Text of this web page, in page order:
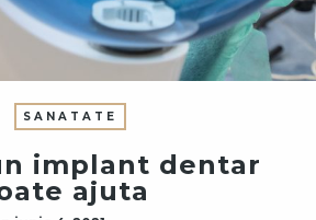
SANATATE
implant dentar
ajuta